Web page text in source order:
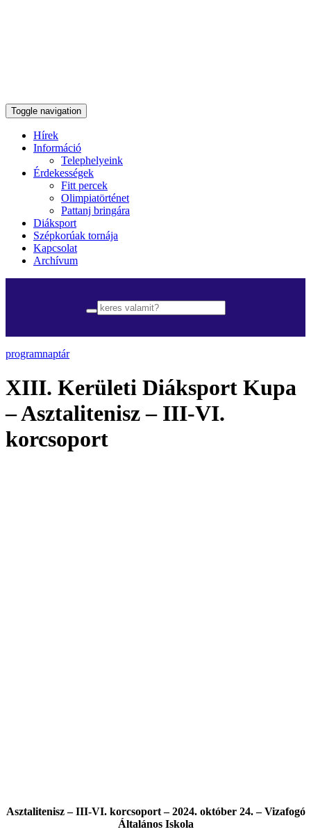
Toggle navigation
Hírek
Információ
Telephelyeink
Érdekességek
Fitt percek
Olimpiatörténet
Pattanj bringára
Diáksport
Szépkorúak tornája
Kapcsolat
Archívum
programnaptár
XIII. Kerületi Diáksport Kupa
– Asztalitenisz – III-VI.
korcsoport
Asztalitenisz – III-VI. korcsoport – 2024. október 24. – Vizafogó
Általános Iskola